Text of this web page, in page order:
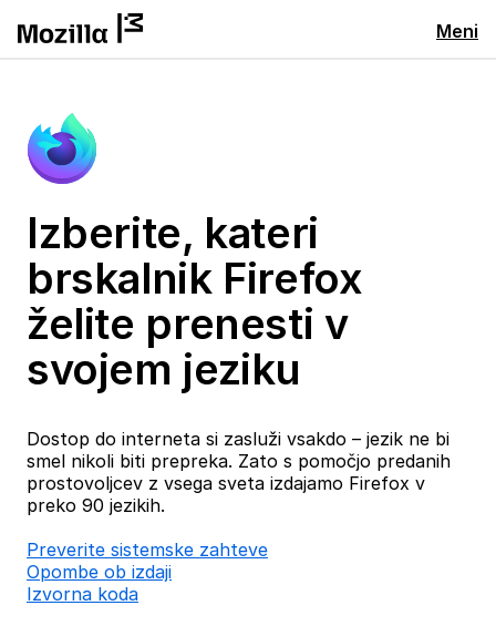
Meni
Izberite, kateri
brskalnik Firefox
želite prenesti v
svojem jeziku
Dostop do interneta si zasluži vsakdo – jezik ne bi
smel nikoli biti prepreka. Zato s pomočjo predanih
prostovoljcev z vsega sveta izdajamo Firefox v
preko 90 jezikih.
Preverite sistemske zahteve
Opombe ob izdaji
Izvorna koda